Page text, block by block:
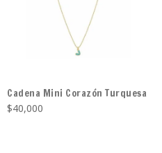
Cadena Mini Corazón Turquesa
$40,000